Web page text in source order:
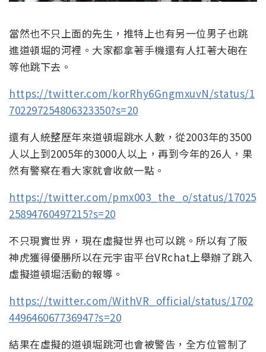
當然也不只上面的先生，推特上也有另一位男子也跳
進道頓堀的河裡。大家都拿著手機還有人扛著大砲在
等他跳下去。
https://twitter.com/korRhy6GngmxuvN/status/1
702297254806323350?s=20
還有人統整歷年來道頓堀跳水人數，從2003年的3500
人以上到2005年的3000人以上，再到今年的26人，果
然有警察在看大家就會收斂一點。
https://twitter.com/pmx003_the_o/status/17025
25894760497215?s=20
不只現實世界，現在虛擬世界也可以跳。所以有了阪
神虎獲得優勝所以在元宇宙平台VRchat上舉辦了跳入
虛擬道頓堀活動的報導。
https://twitter.com/WithVR_official/status/1702
449646067736947?s=20
結果在虛擬的道頓堀跳河也會被警告，全方位管制了